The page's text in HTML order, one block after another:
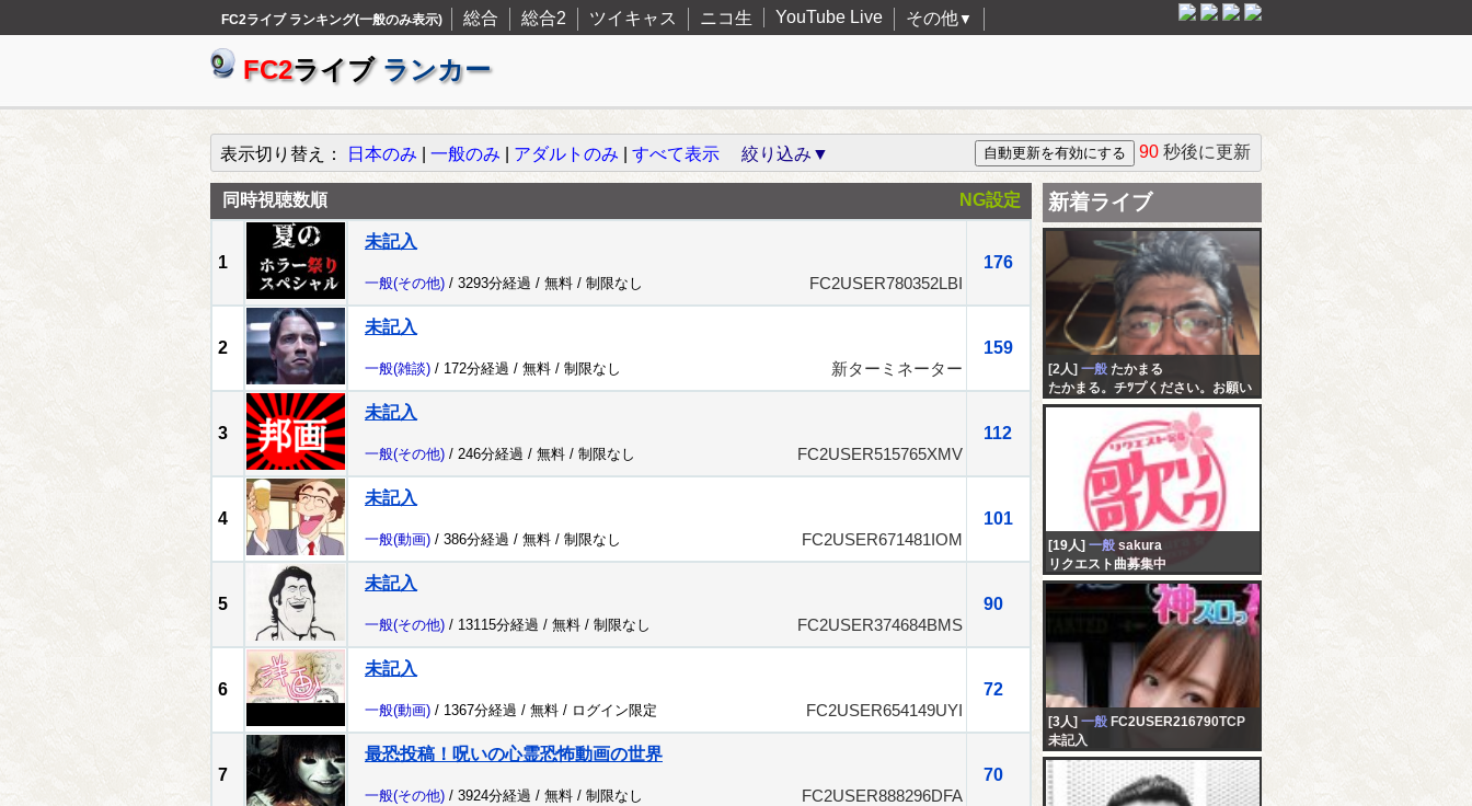
FC2ライブ ランキング(一般のみ表示) 総合 総合2 ツイキャス ニコ生 YouTube Live その他▼
FC2ライブ ランカー
表示切り替え： 日本のみ 一般のみ アダルトのみ すべて表示 絞り込み▼ 90 秒後に更新
同時視聴数順 NG設定
1
未記入
176
一般(その他) / 3293分経過 / 無料 / 制限なし FC2USER780352LBI
2
未記入
159
一般(雑談) / 172分経過 / 無料 / 制限なし 新ターミネーター
3
未記入
112
一般(その他) / 246分経過 / 無料 / 制限なし FC2USER515765XMV
4
未記入
101
一般(動画) / 386分経過 / 無料 / 制限なし FC2USER671481IOM
5
未記入
90
一般(その他) / 13115分経過 / 無料 / 制限なし FC2USER374684BMS
6
未記入
72
一般(動画) / 1367分経過 / 無料 / ログイン限定 FC2USER654149UYI
7
最恐投稿！呪いの心霊恐怖動画の世界
70
一般(その他) / 3924分経過 / 無料 / 制限なし FC2USER888296DFA
新着ライブ
[2人] 一般 たかまる
たかまる。チﾂプください。お願い
します
[19人] 一般 sakura
リクエスト曲募集中
[3人] 一般 FC2USER216790TCP
未記入